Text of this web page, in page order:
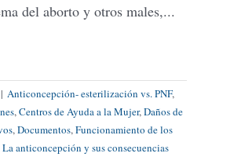
del aborto y otros males,...
| Anticoncepción- esterilización vs. PNF,
, Centros de Ayuda a la Mujer, Daños de
, Documentos, Funcionamiento de los
La anticoncepción y sus consecuencias